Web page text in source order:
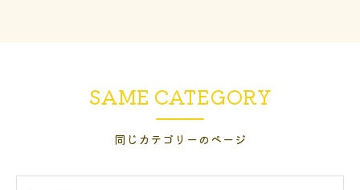
同じカテゴリーのページ
SAME CATEGORY